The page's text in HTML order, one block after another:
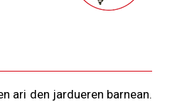
ari den jardueren barnean.